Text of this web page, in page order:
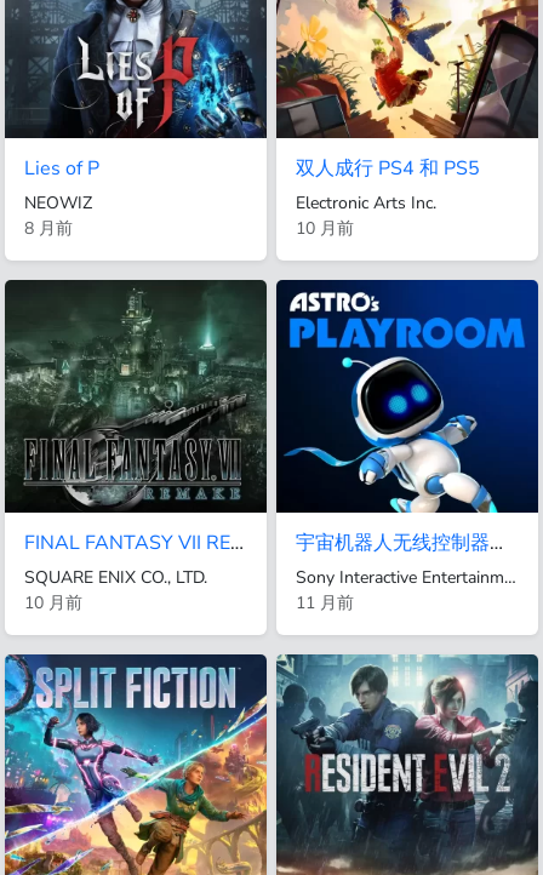
Lies of P
NEOWIZ
8 月前
双人成行 PS4 和 PS5
Electronic Arts Inc.
10 月前
FINAL FANTASY VII REMAKE
SQUARE ENIX CO., LTD.
10 月前
宇宙机器人无线控制器使用指南
Sony Interactive Entertainment
11 月前